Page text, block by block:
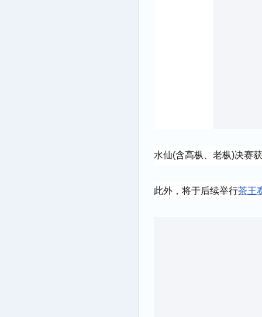
水仙(含高枞、老枞)决赛
此外，将于后续举行茶王